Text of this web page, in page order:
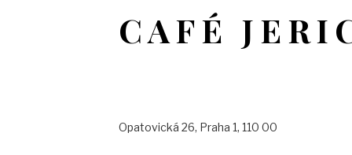
CAFÉ
Opatovická 26, Praha 1, 110 00